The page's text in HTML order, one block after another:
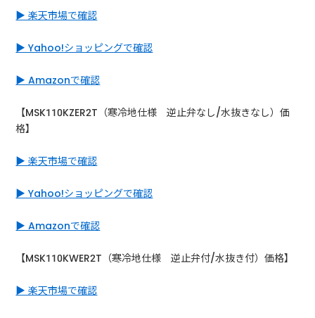
▶ 楽天市場で確認
▶ Yahoo!ショッピングで確認
▶ Amazonで確認
【MSK110KZER2T（寒冷地仕様 逆止弁なし/水抜きなし）価
格】
▶ 楽天市場で確認
▶ Yahoo!ショッピングで確認
▶ Amazonで確認
【MSK110KWER2T（寒冷地仕様 逆止弁付/水抜き付）価格】
▶ 楽天市場で確認